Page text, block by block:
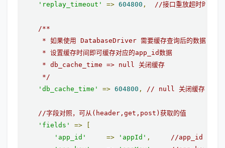
'replay_timeout'
=> 604800 , //接口重放超时时间秒
/**
     * 如果使用 DatabaseDriver 需要缓存查询后的数据
     * 设置缓存时间即可缓存对应的app_id数据
     * db_cache_time => null 关闭缓存
     */
'db_cache_time'
=> 604800 , // null 关闭缓存
//字段对照，可从(header,get,post)获取的值
'fields'
=>
'app_id'
=> 'appId' ,
//app_id